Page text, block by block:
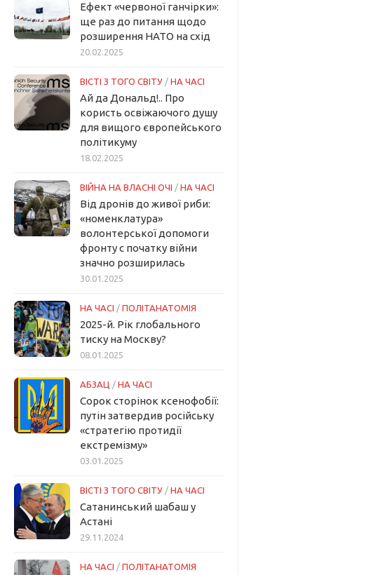
Ефект «червоної ганчірки»:
ще раз до питання щодо
розширення НАТО на схід
20.02.2025
ВІСТІ З ТОГО СВІТУ / НА ЧАСІ
Ай да Дональд!.. Про
користь освіжаючого душу
для вищого європейського
політикуму
18.02.2025
ВІЙНА НА ВЛАСНІ ОЧІ / НА ЧАСІ
Від дронів до живої риби:
«номенклатура»
волонтерської допомоги
фронту с початку війни
значно розширилась
30.01.2025
НА ЧАСІ / ПОЛІТАНАТОМІЯ
2025-й. Рік глобального
тиску на Москву?
08.01.2025
АБЗАЦ / НА ЧАСІ
Сорок сторінок ксенофобії:
путін затвердив російську
«стратегію протидії
екстремізму»
03.01.2025
ВІСТІ З ТОГО СВІТУ / НА ЧАСІ
Сатанинський шабаш у
Астані
29.11.2024
НА ЧАСІ / ПОЛІТАНАТОМІЯ